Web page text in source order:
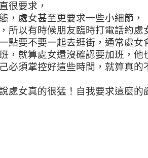
很要求，
，處女甚至更要求一些小細節，
所以有時候朋友臨時打電話約處
點要不要一起去逛街，通常處女
，就算處女還沒確認要加班，他
必須掌控好這些時間，就算真的
處女真的很猛！自我要求這麼的